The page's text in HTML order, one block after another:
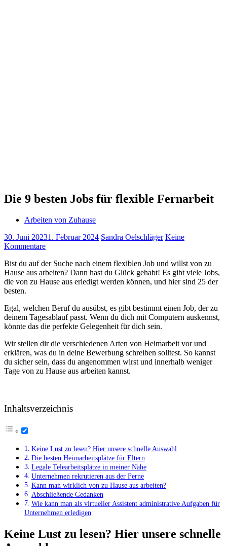
Die 9 besten Jobs für flexible Fernarbeit
Arbeiten von Zuhause
30. Juni 20231. Februar 2024 Sandra Oelschläger Keine
Kommentare
Bist du auf der Suche nach einem flexiblen Job und willst von zu
Hause aus arbeiten? Dann hast du Glück gehabt! Es gibt viele Jobs,
die von zu Hause aus erledigt werden können, und hier sind 25 der
besten.
Egal, welchen Beruf du ausübst, es gibt bestimmt einen Job, der zu
deinem Tagesablauf passt. Wenn du dich mit Computern auskennst,
könnte das die perfekte Gelegenheit für dich sein.
Wir stellen dir die verschiedenen Arten von Heimarbeit vor und
erklären, was du in deine Bewerbung schreiben solltest. So kannst
du sicher sein, dass du angenommen wirst und innerhalb weniger
Tage von zu Hause aus arbeiten kannst.
Inhaltsverzeichnis
Keine Lust zu lesen? Hier unsere schnelle Auswahl
Die besten Heimarbeitsplätze für Eltern
Legale Telearbeitsplätze in meiner Nähe
Unternehmen rekrutieren aus der Ferne
Kann man wirklich von zu Hause aus arbeiten?
Abschließende Gedanken
​Wie kann man als virtueller ⁣Assistent administrative ⁣Aufgaben⁢ für
Unternehmen erledigen
Keine Lust zu lesen? Hier unsere schnelle